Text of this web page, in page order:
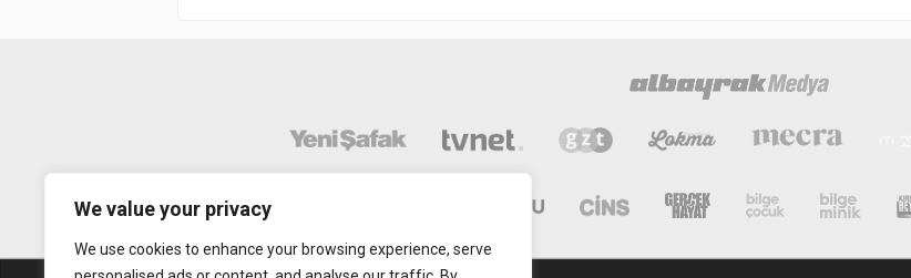
We value your privacy
We use cookies to enhance your browsing experience, serve